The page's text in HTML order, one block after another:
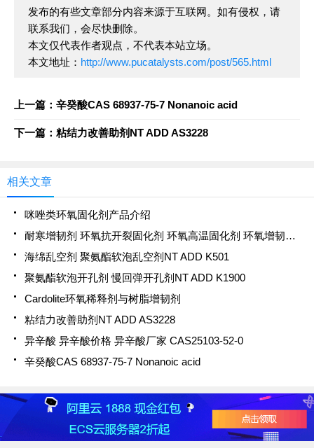
发布的有些文章部分内容来源于互联网。如有侵权，请
联系我们，会尽快删除。
本文仅代表作者观点，不代表本站立场。
本文地址： http://www.pucatalysts.com/post/565.html
上一篇：辛癸酸CAS 68937-75-7 Nonanoic acid
下一篇：粘结力改善助剂NT ADD AS3228
相关文章
咪唑类环氧固化剂产品介绍
耐寒增韧剂 环氧抗开裂固化剂 环氧高温固化剂 环氧增韧固化剂NT EP CU-600
海绵乱空剂 聚氨酯软泡乱空剂NT ADD K501
聚氨酯软泡开孔剂 慢回弹开孔剂NT ADD K1900
Cardolite环氧稀释剂与树脂增韧剂
粘结力改善助剂NT ADD AS3228
异辛酸 异辛酸价格 异辛酸厂家 CAS25103-52-0
辛癸酸CAS 68937-75-7 Nonanoic acid